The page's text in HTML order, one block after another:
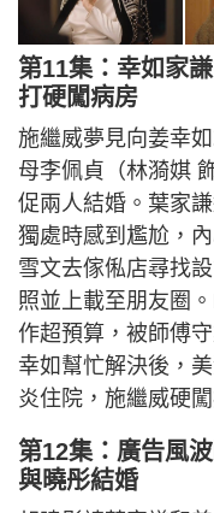
第11集：幸如家
打硬闖病房
施繼威夢見向姜幸
母李佩貞（林漪娸
促兩人結婚。葉家
獨處時感到尷尬，
雪文去傢俬店尋找
照並上載至朋友圈
作超預算，被師傅
幸如幫忙解決後，
炎住院，施繼威硬
第12集：廣告風
與曉彤結婚